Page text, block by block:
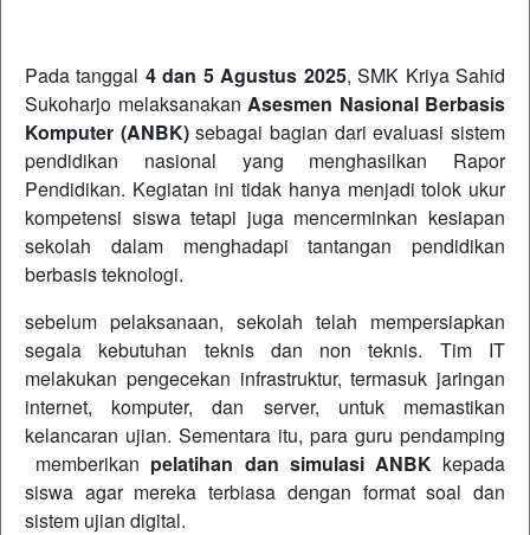
Pada tanggal 4 dan 5 Agustus 2025, SMK Kriya Sahid
Sukoharjo melaksanakan Asesmen Nasional Berbasis
Komputer (ANBK)sebagai bagian dari evaluasi sistem
pendidikan nasional yang menghasilkan Rapor
Pendidikan. Kegiatan ini tidak hanya menjadi tolok ukur
kompetensi siswa tetapi juga mencerminkan kesiapan
sekolah dalam menghadapi tantangan pendidikan
berbasis teknologi.
sebelum pelaksanaan, sekolah telah mempersiapkan
segala kebutuhan teknis dan non teknis. Tim IT
melakukan pengecekan infrastruktur, termasuk jaringan
internet, komputer, dan server, untuk memastikan
kelancaran ujian. Sementara itu, para guru pendamping
memberikan pelatihan dan simulasi ANBKkepada
siswa agar mereka terbiasa dengan format soal dan
sistem ujian digital.